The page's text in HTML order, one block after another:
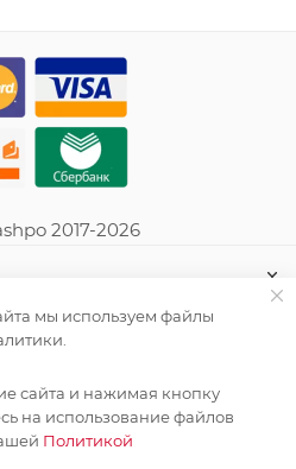
2017-2026
мы используем файлы
сайта и нажимая кнопку
на использование файлов
Политикой